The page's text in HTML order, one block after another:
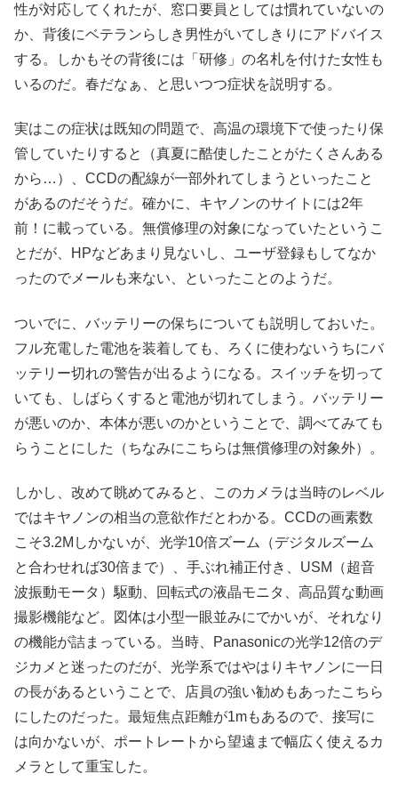
性が対応してくれたが、窓口要員としては慣れていないの
か、背後にベテランらしき男性がいてしきりにアドバイス
する。しかもその背後には「研修」の名札を付けた女性も
いるのだ。春だなぁ、と思いつつ症状を説明する。
実はこの症状は既知の問題で、高温の環境下で使ったり保
管していたりすると（真夏に酷使したことがたくさんある
から…）、CCDの配線が一部外れてしまうといったこと
があるのだそうだ。確かに、キヤノンのサイトには2年
前！に載っている。無償修理の対象になっていたというこ
とだが、HPなどあまり見ないし、ユーザ登録もしてなか
ったのでメールも来ない、といったことのようだ。
ついでに、バッテリーの保ちについても説明しておいた。
フル充電した電池を装着しても、ろくに使わないうちにバ
ッテリー切れの警告が出るようになる。スイッチを切って
いても、しばらくすると電池が切れてしまう。バッテリー
が悪いのか、本体が悪いのかということで、調べてみても
らうことにした（ちなみにこちらは無償修理の対象外）。
しかし、改めて眺めてみると、このカメラは当時のレベル
ではキヤノンの相当の意欲作だとわかる。CCDの画素数
こそ3.2Mしかないが、光学10倍ズーム（デジタルズーム
と合わせれば30倍まで）、手ぶれ補正付き、USM（超音
波振動モータ）駆動、回転式の液晶モニタ、高品質な動画
撮影機能など。図体は小型一眼並みにでかいが、それなり
の機能が詰まっている。当時、Panasonicの光学12倍のデ
ジカメと迷ったのだが、光学系ではやはりキヤノンに一日
の長があるということで、店員の強い勧めもあったこちら
にしたのだった。最短焦点距離が1mもあるので、接写に
は向かないが、ポートレートから望遠まで幅広く使えるカ
メラとして重宝した。